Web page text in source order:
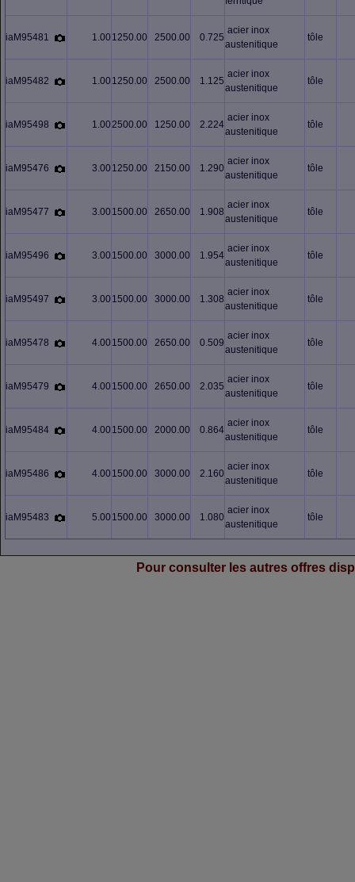
iaM95481 1.00 1250.00 2500.00 0.725
acier inox
austenitique
tôle
iaM95482 1.00 1250.00 2500.00 1.125
acier inox
austenitique
tôle
iaM95498 1.002500.00 1250.00 2.224
acier inox
austenitique
tôle
iaM95476 3.00 1250.00 2150.00 1.290
acier inox
austenitique
tôle
iaM95477 3.00 1500.00 2650.00 1.908
acier inox
austenitique
tôle
iaM95496 3.00 1500.00 3000.00 1.954
acier inox
austenitique
tôle
iaM95497 3.00 1500.00 3000.00 1.308
acier inox
austenitique
tôle
iaM95478 4.00 1500.00 2650.00 0.509
acier inox
austenitique
tôle
iaM95479 4.00 1500.00 2650.00 2.035
acier inox
austenitique
tôle
iaM95484 4.00 1500.00 2000.00 0.864
acier inox
austenitique
tôle
iaM95486 4.00 1500.00 3000.00 2.160
acier inox
austenitique
tôle
iaM95483 5.00 1500.00 3000.00 1.080
acier inox
austenitique
tôle
Pour consulter les autres offres